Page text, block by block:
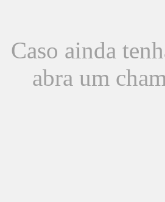
Caso ainda
abra um